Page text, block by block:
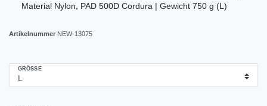
Material Nylon, PAD 500D Cordura | Gewicht 750 g (L)
Artikelnummer NEW-13075
GRÖSSE